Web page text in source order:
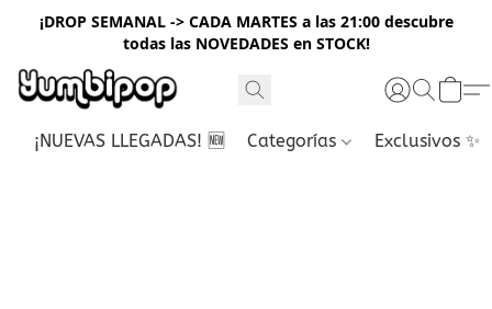
¡DROP SEMANAL -> CADA MARTES a las 21:00 descubre
todas las NOVEDADES en STOCK!
¡NUEVAS LLEGADAS! 🆕 Categorías Exclusivos ✨